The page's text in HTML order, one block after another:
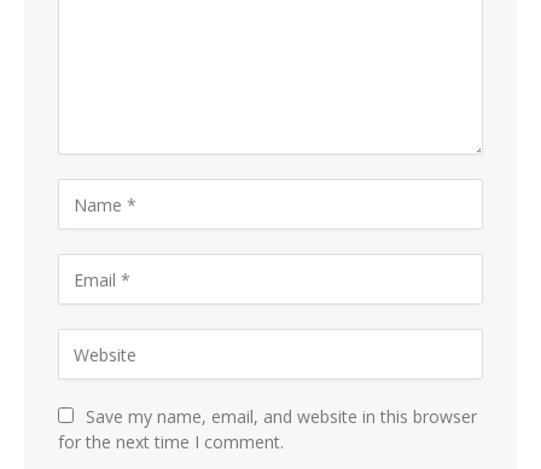
Save my name, email, and website in this browser
for the next time I comment.